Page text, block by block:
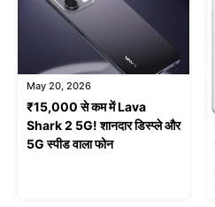
May 20, 2026
₹15,000 से कम में Lava
Shark 2 5G! शानदार डिस्प्ले और
5G स्पीड वाला फोन